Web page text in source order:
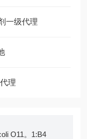
一级代理
理